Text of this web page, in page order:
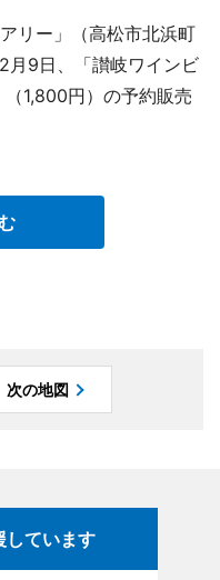
リー」（高松市北浜町
月9日、「讃岐ワインビ
1,800円）の予約販売
次の地図
しています